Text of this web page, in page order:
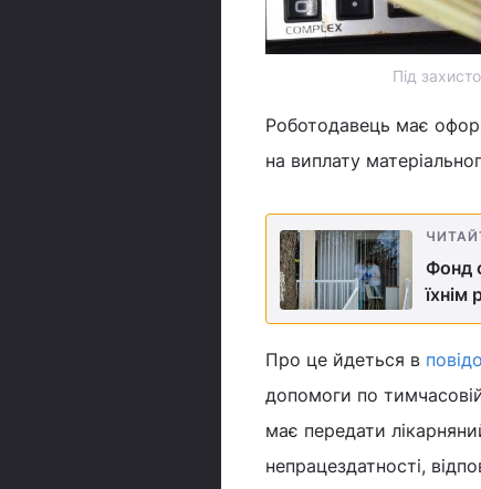
Під
Роботодавець має
на виплату
Фонд
їхнім
Про це йдеться в
допомоги по тимчасовій
має передати
непрацездатності,